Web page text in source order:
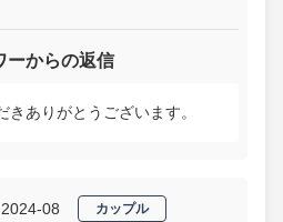
ーからの返信
ありがとうございます。
08 カップル